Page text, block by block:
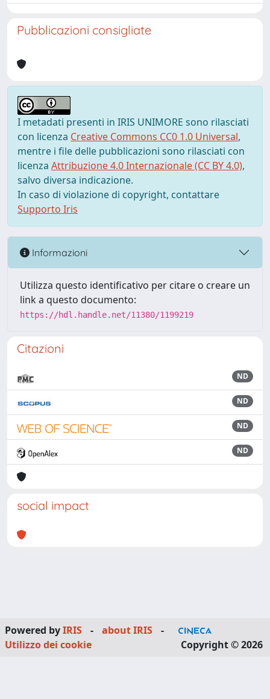
Pubblicazioni consigliate
I metadati presenti in IRIS UNIMORE sono rilasciati
con licenza Creative Commons CC0 1.0 Universal,
mentre i file delle pubblicazioni sono rilasciati con
licenza Attribuzione 4.0 Internazionale (CC BY 4.0),
salvo diversa indicazione.
In caso di violazione di copyright, contattare
Supporto Iris
Informazioni
Utilizza questo identificativo per citare o creare un
link a questo documento:
https://hdl.handle.net/11380/1199219
Citazioni
ND
ND
ND
ND
social impact
Powered byIRIS - about IRIS
-
Utilizzo dei cookie
Copyright © 2026